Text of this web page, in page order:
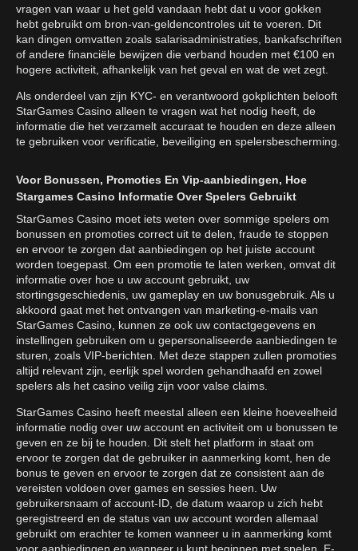
vragen van waar u het geld vandaan hebt dat u voor gokken
hebt gebruikt om bron-van-geldencontroles uit te voeren. Dit
kan dingen omvatten zoals salarisadministraties, bankafschriften
of andere financiële bewijzen die verband houden met €100 en
hogere activiteit, afhankelijk van het geval en wat de wet zegt.
Als onderdeel van zijn KYC- en verantwoord gokplichten belooft
StarGames Casino alleen te vragen wat het nodig heeft, de
informatie die het verzamelt accuraat te houden en deze alleen
te gebruiken voor verificatie, beveiliging en spelersbescherming.
Voor Bonussen, Promoties En Vip-aanbiedingen, Hoe
Stargames Casino Informatie Over Spelers Gebruikt
StarGames Casino moet iets weten over sommige spelers om
bonussen en promoties correct uit te delen, fraude te stoppen
en ervoor te zorgen dat aanbiedingen op het juiste account
worden toegepast. Om een promotie te laten werken, omvat dit
informatie over hoe u uw account gebruikt, uw
stortingsgeschiedenis, uw gameplay en uw bonusgebruik. Als u
akkoord gaat met het ontvangen van marketing-e-mails van
StarGames Casino, kunnen ze ook uw contactgegevens en
instellingen gebruiken om u gepersonaliseerde aanbiedingen te
sturen, zoals VIP-berichten. Met deze stappen zullen promoties
altijd relevant zijn, eerlijk spel worden gehandhaafd en zowel
spelers als het casino veilig zijn voor valse claims.
StarGames Casino heeft meestal alleen een kleine hoeveelheid
informatie nodig over uw account en activiteit om u bonussen te
geven en ze bij te houden. Dit stelt het platform in staat om
ervoor te zorgen dat de gebruiker in aanmerking komt, hen de
bonus te geven en ervoor te zorgen dat ze consistent aan de
vereisten voldoen over games en sessies heen. Uw
gebruikersnaam of account-ID, de datum waarop u zich hebt
geregistreerd en de status van uw account worden allemaal
gebruikt om erachter te komen wanneer u in aanmerking komt